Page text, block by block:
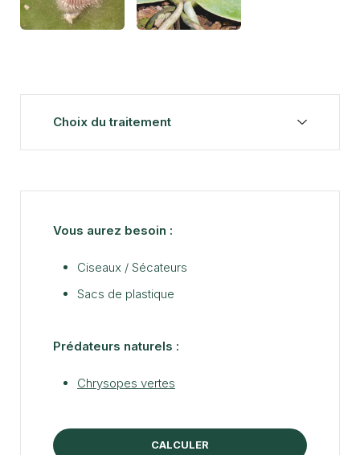
Choix du traitement
Vous aurez besoin :
Ciseaux / Sécateurs
Sacs de plastique
Prédateurs naturels :
Chrysopes vertes
CALCULER